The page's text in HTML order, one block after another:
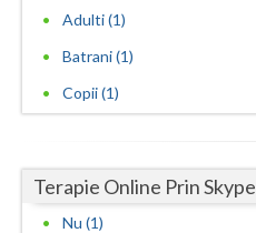
Suceava
Timis
Valcea
Adulti (1)
Batrani (1)
Copii (1)
Terapie Online Prin Skype
Nu (1)